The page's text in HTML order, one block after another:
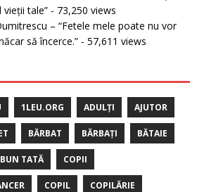
tale” - 73,250 views
– “Fetele mele poate nu vor
să încerce.” - 57,611 views
1LEU.ORG ADULȚI AJUTOR
BĂRBAT BĂRBAȚI BĂTAIE
TATĂ COPII
COPIL COPILĂRIE